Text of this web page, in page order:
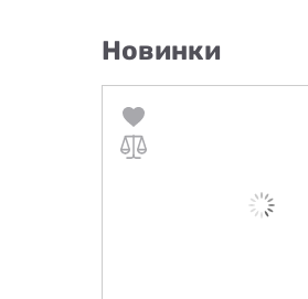
Новинки